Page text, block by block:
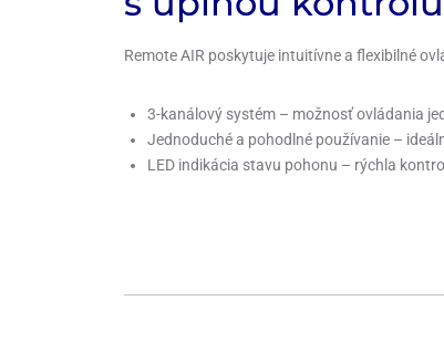
Remote AIR poskytuje intuitívne a flexibilné
3-kanálový systém – možnosť ovládania
Jednoduché a pohodlné používanie –
LED indikácia stavu pohonu – rýchla